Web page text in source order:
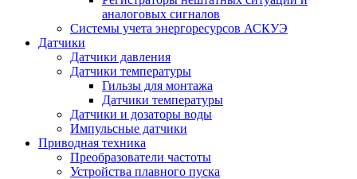
аналоговых сигналов
Системы учета энергоресурсов АСКУЭ
Датчики
Датчики давления
Датчики температуры
Гильзы для монтажа
Датчики температуры
Датчики и дозаторы воды
Импульсные датчики
Приводная техника
Преобразователи частоты
Устройства плавного пуска